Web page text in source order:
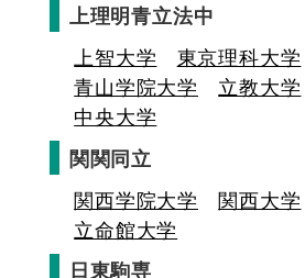
上理明青立法中
上智大学
東京理科大学
青山学院大学
立教大学
中央大学
関関同立
関西学院大学
関西大学
立命館大学
日東駒専